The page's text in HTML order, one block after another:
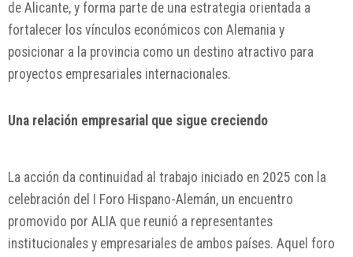
de Alicante, y forma parte de una estrategia orientada a
fortalecer los vínculos económicos con Alemania y
posicionar a la provincia como un destino atractivo para
proyectos empresariales internacionales.
Una relación empresarial que sigue creciendo
La acción da continuidad al trabajo iniciado en 2025 con la
celebración del I Foro Hispano-Alemán, un encuentro
promovido por ALIA que reunió a representantes
institucionales y empresariales de ambos países. Aquel foro